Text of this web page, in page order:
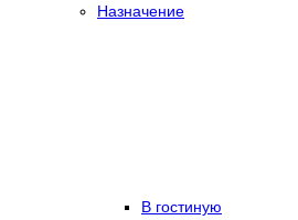
Назначение
В гостиную